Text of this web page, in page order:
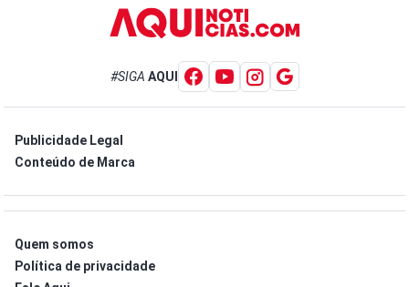
#SIGA AQUI
Publicidade Legal
Conteúdo de Marca
Quem somos
Política de privacidade